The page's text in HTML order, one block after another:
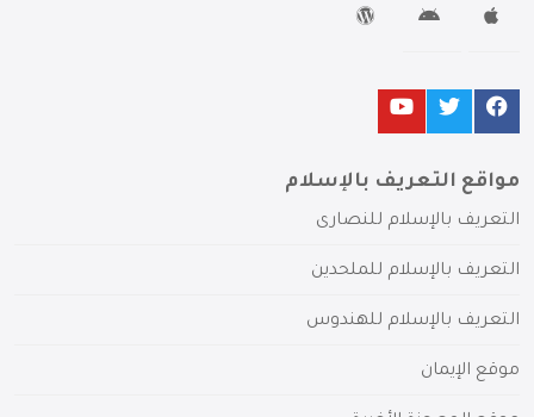
مواقع التعريف بالإسلام
التعريف بالإسلام للنصارى
التعريف بالإسلام للملحدين
التعريف بالإسلام للهندوس
موقع الإيمان